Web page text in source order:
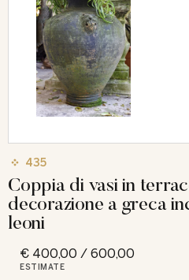
435
Coppia di vasi in
decorazione a greca
leoni
€ 400,00 / 600,00
ESTIMATE